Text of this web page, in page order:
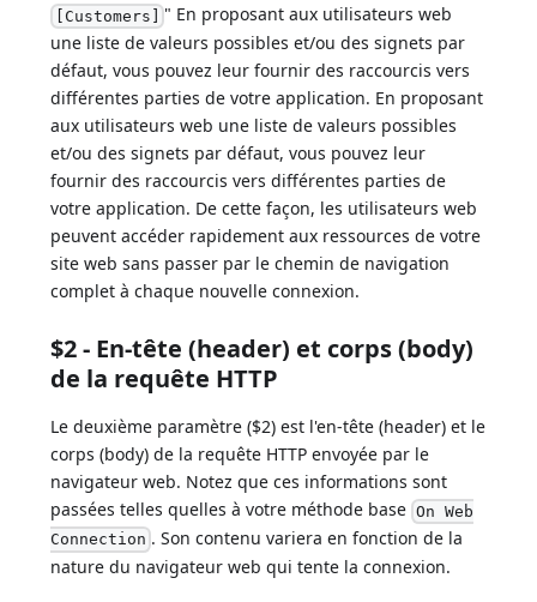
[Customers]
" En proposant aux utilisateurs web
une liste de valeurs possibles et/ou des signets par
défaut, vous pouvez leur fournir des raccourcis vers
différentes parties de votre application. En proposant
aux utilisateurs web une liste de valeurs possibles
et/ou des signets par défaut, vous pouvez leur
fournir des raccourcis vers différentes parties de
votre application. De cette façon, les utilisateurs web
peuvent accéder rapidement aux ressources de votre
site web sans passer par le chemin de navigation
complet à chaque nouvelle connexion.
$2 - En-tête (header) et corps (body)
de la requête HTTP
Le deuxième paramètre ($2) est l'en-tête (header) et le
corps (body) de la requête HTTP envoyée par le
navigateur web. Notez que ces informations sont
passées telles quelles à votre méthode base On Web
Connection . Son contenu variera en fonction de la
nature du navigateur web qui tente la connexion.